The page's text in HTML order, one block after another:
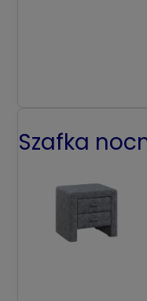
Szafka